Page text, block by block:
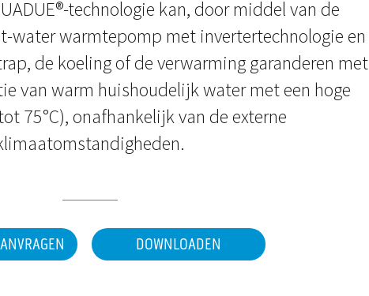
technologie kan, door middel van de
water warmtepomp met invertertechnologie en
de koeling of de verwarming garanderen met
van warm huishoudelijk water met een hoge
75°C), onafhankelijk van de externe
DOWNLOADEN